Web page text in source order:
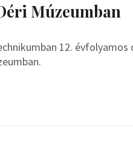
Múzeumban
12.